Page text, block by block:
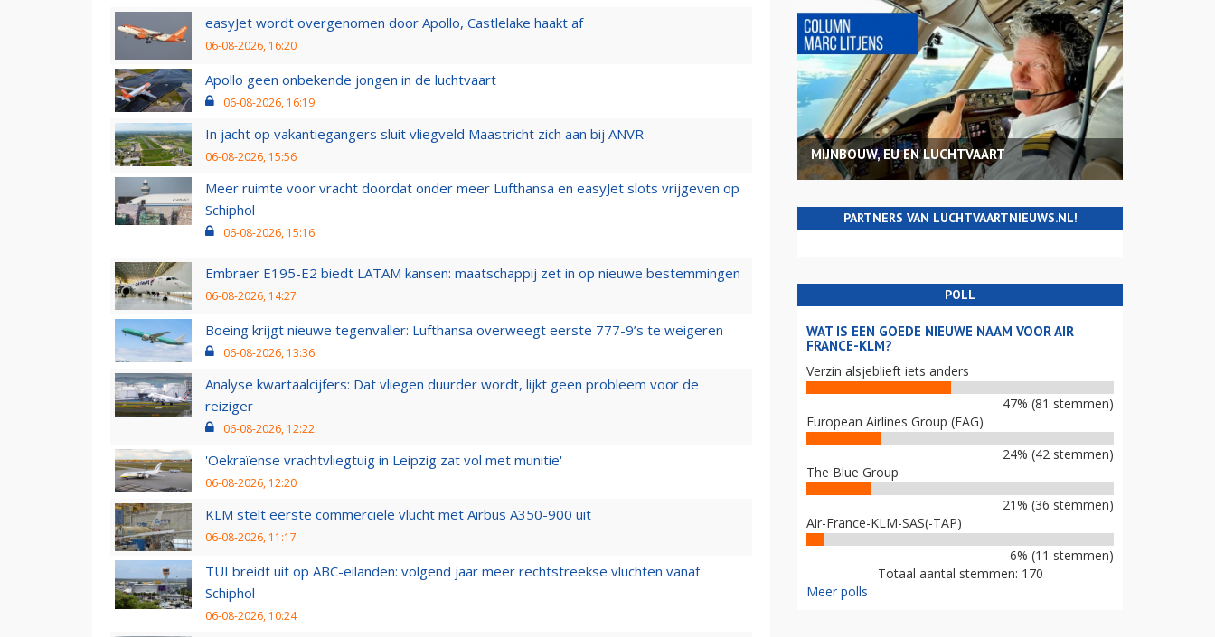
easyJet wordt overgenomen door Apollo, Castlelake haakt af
06-08-2026, 16:20
Apollo geen onbekende jongen in de luchtvaart
06-08-2026, 16:19
In jacht op vakantiegangers sluit vliegveld Maastricht zich aan bij ANVR
06-08-2026, 15:56
Meer ruimte voor vracht doordat onder meer Lufthansa en easyJet slots vrijgeven op
Schiphol
06-08-2026, 15:16
Embraer E195-E2 biedt LATAM kansen: maatschappij zet in op nieuwe bestemmingen
06-08-2026, 14:27
Boeing krijgt nieuwe tegenvaller: Lufthansa overweegt eerste 777-9’s te weigeren
06-08-2026, 13:36
Analyse kwartaalcijfers: Dat vliegen duurder wordt, lijkt geen probleem voor de
reiziger
06-08-2026, 12:22
'Oekraïense vrachtvliegtuig in Leipzig zat vol met munitie'
06-08-2026, 12:20
KLM stelt eerste commerciële vlucht met Airbus A350-900 uit
06-08-2026, 11:17
TUI breidt uit op ABC-eilanden: volgend jaar meer rechtstreekse vluchten vanaf
Schiphol
06-08-2026, 10:24
MIJNBOUW, EU EN LUCHTVAART
PARTNERS VAN LUCHTVAARTNIEUWS.NL!
POLL
WAT IS EEN GOEDE NIEUWE NAAM VOOR AIR
FRANCE-KLM?
Verzin alsjeblieft iets anders
47% (81 stemmen)
European Airlines Group (EAG)
24% (42 stemmen)
The Blue Group
21% (36 stemmen)
Air-France-KLM-SAS(-TAP)
6% (11 stemmen)
Totaal aantal stemmen: 170
Meer polls